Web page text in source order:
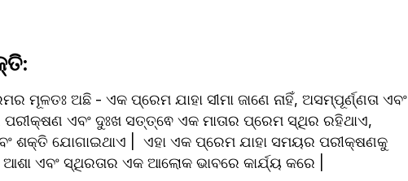
ମୂଳତଃ ଅଛି - ଏକ ପ୍ରେମ ଯାହା ସୀମା ଜାଣେ ନାହିଁ, ଅସମ୍ପୂର୍ଣ୍ଣତା ଏବଂ
ଏବଂ ଦୁଃଖ ସତ୍ତ୍ଵେ ଏକ ମାତାର ପ୍ରେମ ସ୍ଥିର ରହିଥାଏ,
ଶକ୍ତି ଯୋଗାଇଥାଏ |  ଏହା ଏକ ପ୍ରେମ ଯାହା ସମୟର ପରୀକ୍ଷଣକୁ
ଏବଂ ସ୍ଥିରତାର ଏକ ଆଲୋକ ଭାବରେ କାର୍ଯ୍ୟ କରେ |